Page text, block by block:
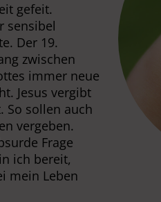
gefeit.
sensibel
Der 19.
zwischen
immer neue
Jesus vergibt
So sollen auch
vergeben.
Frage
ich bereit,
mein Leben